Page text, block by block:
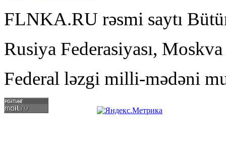
FLNKA.RU rəsmi saytı
Rusiya Federasiyası,
Federal ləzgi milli-mədəni